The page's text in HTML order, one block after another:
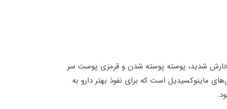
خارش شدید، پوسته پوسته شدن و قرمزی پوست سر
ماینوکسیدیل است که برای نفوذ بهتر دارو به